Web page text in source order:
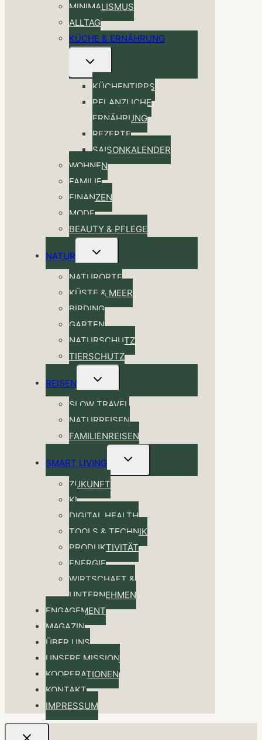
MINIMALISMUS
ALLTAG
KÜCHE & ERNÄHRUNG
Untermenü
KÜCHENTIPPS
PFLANZLICHE
ERNÄHRUNG
REZEPTE
SAISONKALENDER
WOHNEN
FAMILIE
FINANZEN
MODE
BEAUTY & PFLEGE
NATUR
Untermenü
NATURORTE
KÜSTE & MEER
BIRDING
GARTEN
NATURSCHUTZ
TIERSCHUTZ
REISEN
Untermenü
SLOW TRAVEL
NATURREISEN
FAMILIENREISEN
SMART LIVING
Untermenü
ZUKUNFT
KI
DIGITAL HEALTH
TOOLS & TECHNIK
PRODUKTIVITÄT
ENERGIE
WIRTSCHAFT &
UNTERNEHMEN
ENGAGEMENT
MAGAZIN
ÜBER UNS
UNSERE MISSION
KOOPERATIONEN
KONTAKT
IMPRESSUM